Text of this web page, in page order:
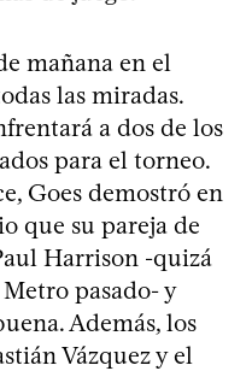
mañana en el
las miradas.
a dos de los
para el torneo.
Goes demostró en
que su pareja de
Harrison -quizá
pasado- y
Además, los
Vázquez y el